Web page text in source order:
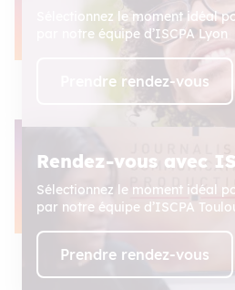
Sélectionnez le moment idéal
par notre équipe d’ISCPA Lyon
Prendre rendez-vous
Rendez-vous avec
Sélectionnez le moment idéal
par notre équipe d’ISCPA
Prendre rendez-vous